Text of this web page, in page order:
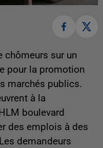
chômeurs sur un
pour la promotion
marchés publics.
à la
boulevard
des emplois à des
demandeurs